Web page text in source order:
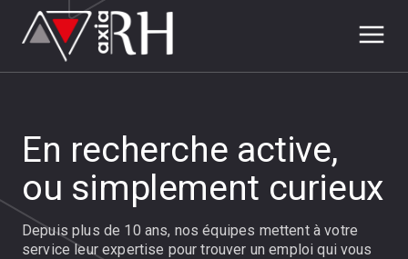
En recherche active,
ou simplement curieux
Depuis plus de 10 ans, nos équipes mettent à votre
service leur expertise pour trouver un emploi qui vous